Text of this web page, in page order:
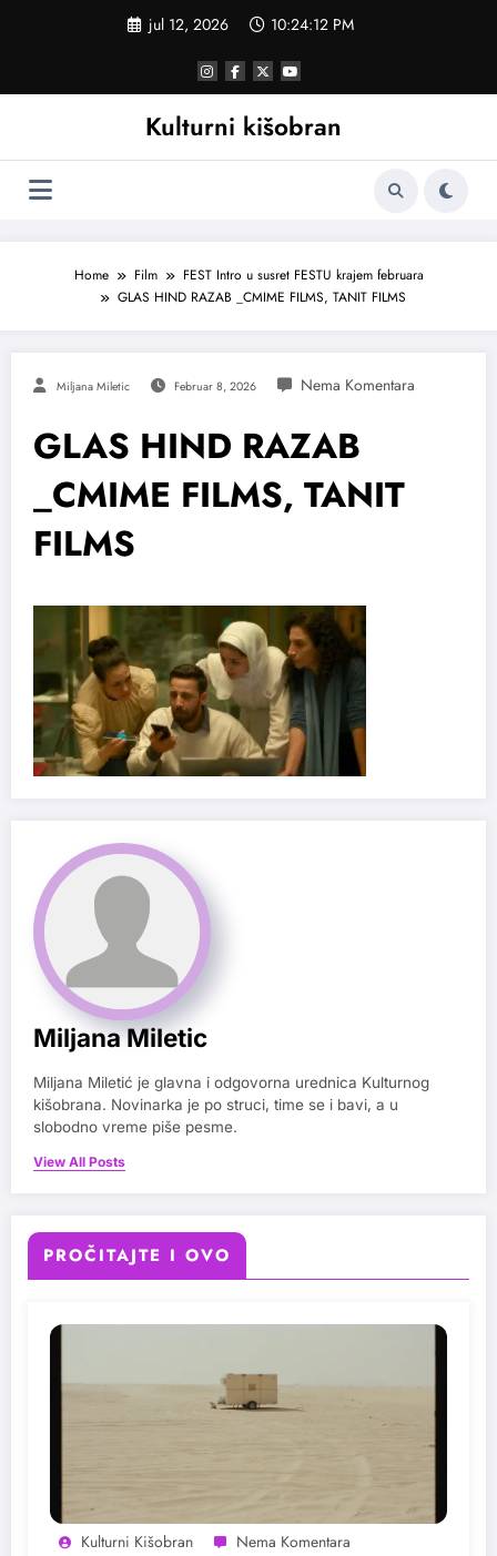
jul 12, 2026 10:24:13 PM
Kulturni kišobran
Home Film
FEST Intro u susret FESTU krajem februara
GLAS HIND RAZAB _CMIME FILMS, TANIT FILMS
Miljana Miletic Februar 8, 2026
GLAS HIND RAZAB
_CMIME FILMS, TANIT
FILMS
Miljana Miletic
Miljana Miletić je glavna i odgovorna urednica Kulturnog
kišobrana. Novinarka je po struci, time se i bavi, a u
slobodno vreme piše pesme.
View All Posts
PROČITAJTE I OVO
Kulturni Kišobran